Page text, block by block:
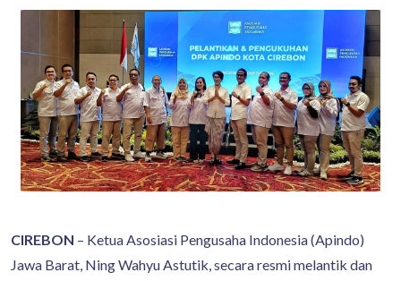
CIREBON – Ketua Asosiasi Pengusaha Indonesia (Apindo)
Jawa Barat, Ning Wahyu Astutik, secara resmi melantik dan